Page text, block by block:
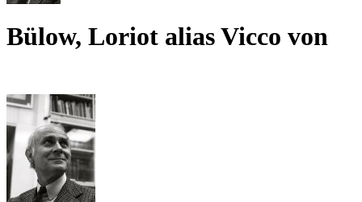
Bülow, Loriot alias Vicco von